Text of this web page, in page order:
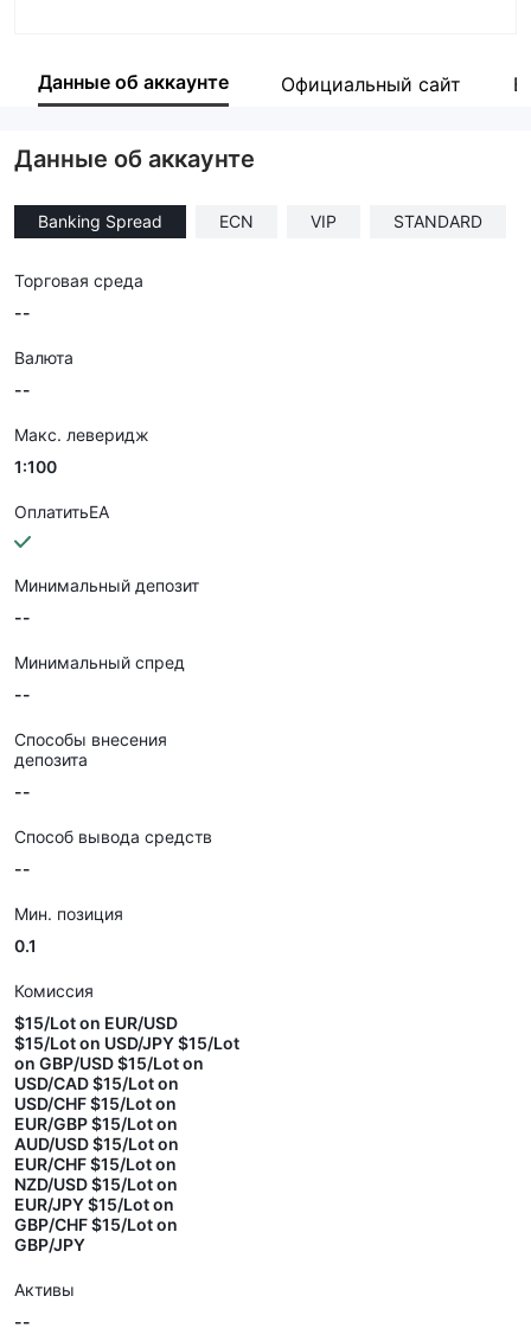
Компания
Данные об аккаунте Официальный сайт
Данные об аккаунте
Banking Spread ECN VIP STANDARD
Торговая среда
--
Валюта
--
Макс. леверидж
1:100
ОплатитьEA
Минимальный депозит
--
Минимальный спред
--
Способы внесения
депозита
--
Способ вывода средств
--
Мин. позиция
0.1
Комиссия
$15/Lot on EUR/USD
$15/Lot on USD/JPY $15/Lot
on GBP/USD $15/Lot on
USD/CAD $15/Lot on
USD/CHF $15/Lot on
EUR/GBP $15/Lot on
AUD/USD $15/Lot on
EUR/CHF $15/Lot on
NZD/USD $15/Lot on
EUR/JPY $15/Lot on
GBP/CHF $15/Lot on
GBP/JPY
Активы
--